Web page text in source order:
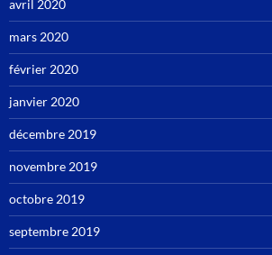
avril 2020
mars 2020
février 2020
janvier 2020
décembre 2019
novembre 2019
octobre 2019
septembre 2019